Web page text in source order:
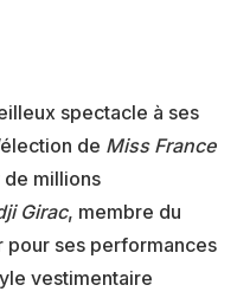
spectacle à ses
de Miss France
de millions
Girac, membre du
pour ses performances
vestimentaire